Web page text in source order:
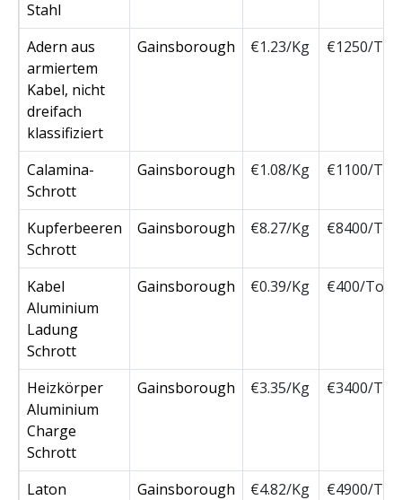
Stahl
Adern aus
armiertem
Kabel, nicht
dreifach
klassifiziert
Gainsborough €1.23/Kg €1250/Ton
Calamina-
Schrott
Gainsborough €1.08/Kg €1100/Ton
Kupferbeeren
Schrott
Gainsborough €8.27/Kg €8400/Ton
Kabel
Aluminium
Ladung
Schrott
Gainsborough €0.39/Kg €400/Ton
Heizkörper
Aluminium
Charge
Schrott
Gainsborough €3.35/Kg €3400/Ton
Laton
Gainsborough €4.82/Kg €4900/Ton